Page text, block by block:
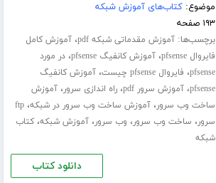
موضوع:کتاب‌های آموزش شبکه
۱۹۳ صفحه
برچسب‌ها:آموزش مقدماتی شبکه pdf ،آموزش کامل
فایروال pfsense
،آموزش کانفیگ pfsense ،در مورد
pfsense، فایروال pfsense چیست ،آموزش کانفیگ
pfsense،آموزش سرور pdf ،راه اندازی سرور،آموزش
ساخت وب سرور،آموزش ساخت وب سرور در شبکه،ftp
سرور، ساخت وب سرور، وب سرور،آموزش شبکه،کتاب
شبکه
دانلود کتاب